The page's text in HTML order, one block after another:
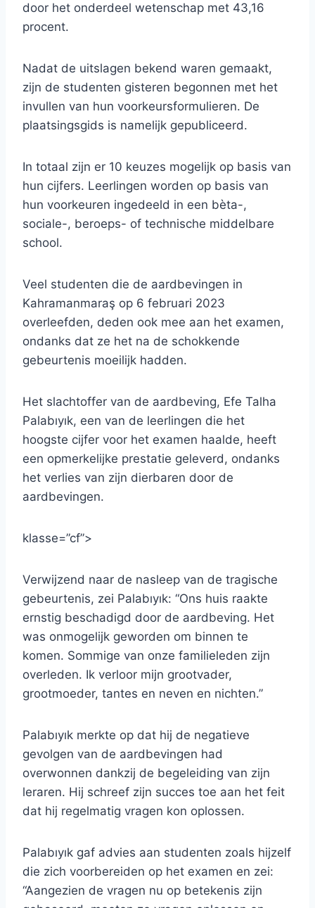
door het onderdeel wetenschap met 43,16
procent.
Nadat de uitslagen bekend waren gemaakt,
zijn de studenten gisteren begonnen met het
invullen van hun voorkeursformulieren. De
plaatsingsgids is namelijk gepubliceerd.
In totaal zijn er 10 keuzes mogelijk op basis van
hun cijfers. Leerlingen worden op basis van
hun voorkeuren ingedeeld in een bèta-,
sociale-, beroeps- of technische middelbare
school.
Veel studenten die de aardbevingen in
Kahramanmaraş op 6 februari 2023
overleefden, deden ook mee aan het examen,
ondanks dat ze het na de schokkende
gebeurtenis moeilijk hadden.
Het slachtoffer van de aardbeving, Efe Talha
Palabıyık, een van de leerlingen die het
hoogste cijfer voor het examen haalde, heeft
een opmerkelijke prestatie geleverd, ondanks
het verlies van zijn dierbaren door de
aardbevingen.
klasse=”cf”>
Verwijzend naar de nasleep van de tragische
gebeurtenis, zei Palabıyık: “Ons huis raakte
ernstig beschadigd door de aardbeving. Het
was onmogelijk geworden om binnen te
komen. Sommige van onze familieleden zijn
overleden. Ik verloor mijn grootvader,
grootmoeder, tantes en neven en nichten.”
Palabıyık merkte op dat hij de negatieve
gevolgen van de aardbevingen had
overwonnen dankzij de begeleiding van zijn
leraren. Hij schreef zijn succes toe aan het feit
dat hij regelmatig vragen kon oplossen.
Palabıyık gaf advies aan studenten zoals hijzelf
die zich voorbereiden op het examen en zei:
“Aangezien de vragen nu op betekenis zijn